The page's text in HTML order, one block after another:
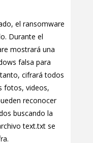
el ransomware
Durante el
mostrará una
falsa para
cifrará todos
fotos, videos,
reconocer
buscando la
text.txt se